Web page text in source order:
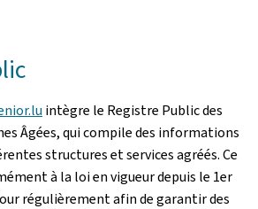
intègre le Registre Public des
Âgées, qui compile des informations
structures et services agréés. Ce
à la loi en vigueur depuis le 1er
régulièrement afin de garantir des